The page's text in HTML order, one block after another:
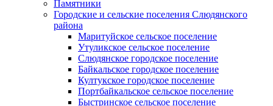
Памятники
Городские и сельские поселения Слюдянского
района
Маритуйское сельское поселение
Утуликское сельское поселение
Слюдянское городское поселение
Байкальское городское поселение
Култукское городское поселение
Портбайкальское сельское поселение
Быстринское сельское поселение